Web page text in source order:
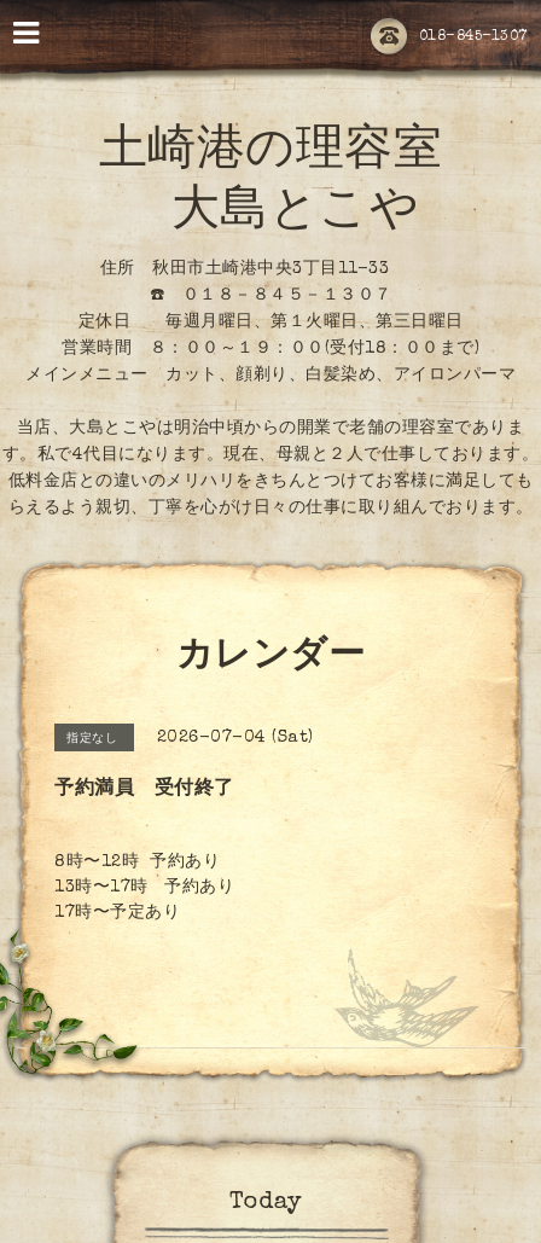
018-845-1307
土崎港の理容室
大島とこや
住所 秋田市土崎港中央3丁目11-33
☎️ ０１８－８４５－１３０７
定休日 毎週月曜日、第１火曜日、第三日曜日
営業時間 ８：００～１９：００(受付18：００まで)
メインメニュー カット、顔剃り、白髪染め、アイロンパーマ
当店、大島とこやは明治中頃からの開業で老舗の理容室でありま
す。私で4代目になります。現在、母親と２人で仕事しております。
低料金店との違いのメリハリをきちんとつけてお客様に満足しても
らえるよう親切、丁寧を心がけ日々の仕事に取り組んでおります。
カレンダー
指定なし 2026-07-04 (Sat)
予約満員 受付終了
8時〜12時 予約あり
13時〜17時 予約あり
17時〜予定あり
Today